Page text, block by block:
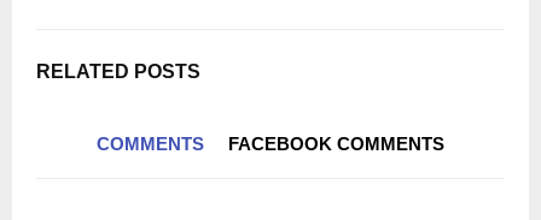
RELATED POSTS
COMMENTS FACEBOOK COMMENTS